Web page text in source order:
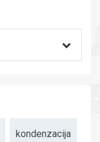
kondenzacija